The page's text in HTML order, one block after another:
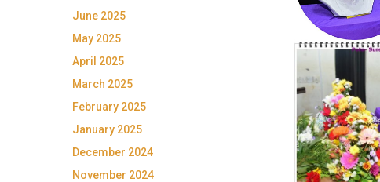
June 2025
May 2025
April 2025
March 2025
February 2025
January 2025
December 2024
November 2024